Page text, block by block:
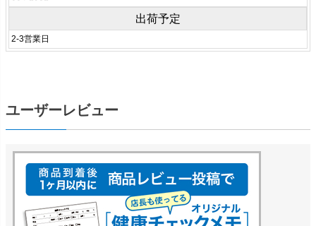
出荷予定
2-3営業日
ユーザーレビュー